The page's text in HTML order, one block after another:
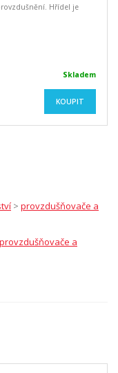
Hřídel je
Skladem
KOUPIT
> provzdušňovače a
provzdušňovače a